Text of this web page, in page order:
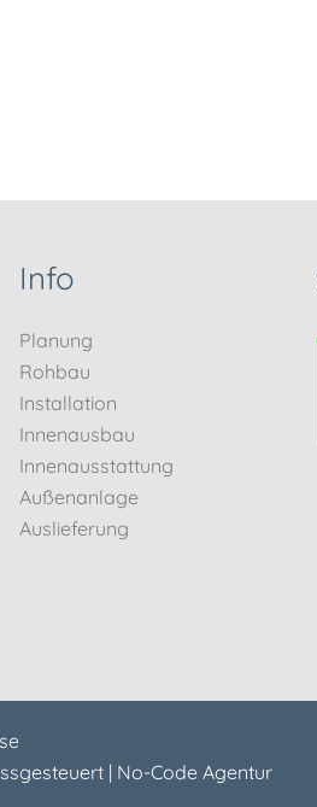
Info
Planung
Rohbau
Installation
Innenausbau
Innenausstattung
Außenanlage
Auslieferung
| No-Code Agentur